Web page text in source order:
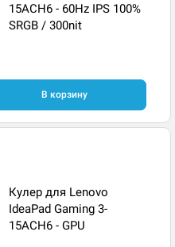
15ACH6 - 60Hz IPS 100%
SRGB / 300nit
В корзину
Кулер для Lenovo
IdeaPad Gaming 3-
15ACH6 - GPU